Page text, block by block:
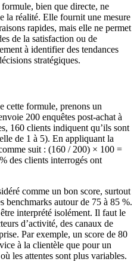
bien que directe, ne
la réalité. Elle fournit une mesure
rapides, mais elle ne permet
de la satisfaction ou de
à identifier des tendances
stratégiques.
cette formule, prenons un
200 enquêtes post-achat à
160 clients indiquent qu’ils sont
de 1 à 5). En appliquant la
suit : (160 / 200) × 100 =
des clients interrogés ont
comme un bon score, surtout
benchmarks autour de 75 à 85 %.
interprété isolément. Il faut le
d’activité, des canaux de
Par exemple, un score de 80
à la clientèle que pour un
les attentes sont plus variables.